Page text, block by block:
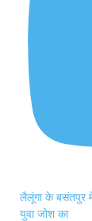
लैलूंगा के बसंतपुर
युवा जोश का